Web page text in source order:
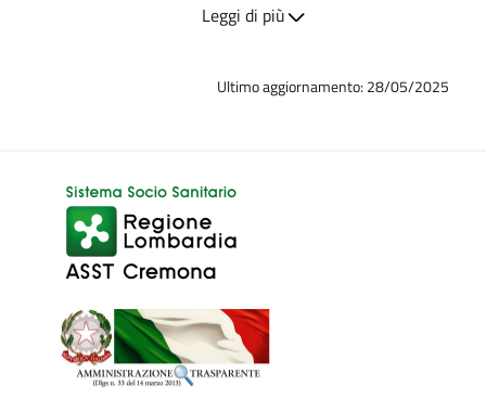
01629400191 nel campo "soggetto titolare".
Leggi di più
Ultimo aggiornamento: 28/05/2025